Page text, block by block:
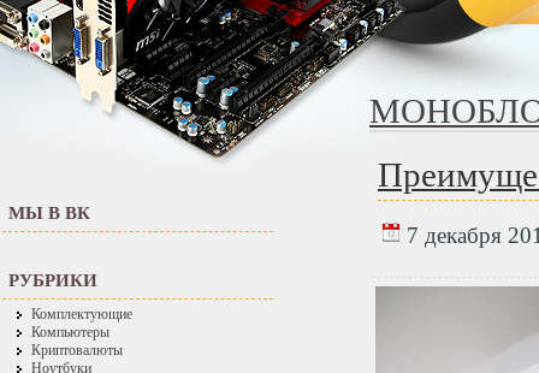
МЫ В ВК
РУБРИКИ
Комплектующие
Компьютеры
Криптовалюты
Ноутбуки
7 декабря